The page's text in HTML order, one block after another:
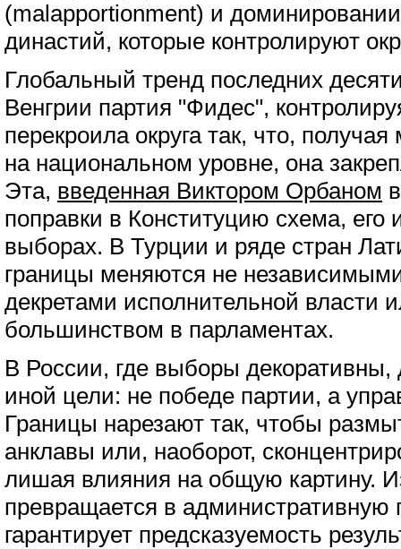
(malapportionment) и
династий, которые контролируют
Глобальный тренд последних
Венгрии партия "Фидес",
перекроила округа так, что,
на национальном уровне, она
Эта, введенная Виктором Орбаном
поправки в Конституцию схема, его
выборах. В Турции и ряде стран
границы меняются не
декретами исполнительной власти
большинством в парламентах.
В России, где выборы
иной цели: не победе партии, а
Границы нарезают так, чтобы
анклавы или, наоборот,
лишая влияния на общую картину.
превращается в административную
гарантирует предсказуемость